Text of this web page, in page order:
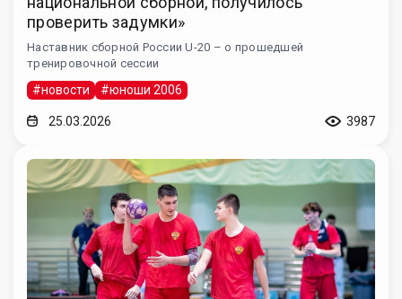
проверить задумки»
Наставник сборной России U-20 – о прошедшей
тренировочной сессии
#новости #юноши 2006
25.03.2026 3987